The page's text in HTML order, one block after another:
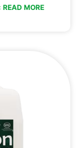
READ MORE »